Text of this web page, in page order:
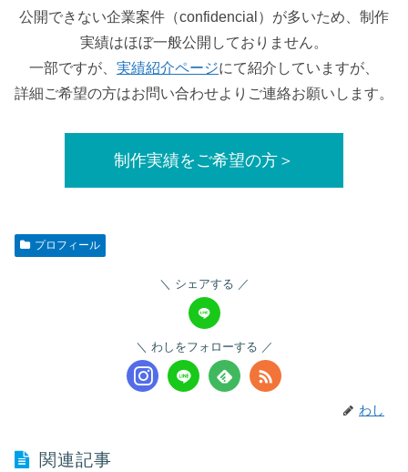
公開できない企業案件（confidencial）が多いため、制作
実績はほぼ一般公開しておりません。
一部ですが、 実績紹介ページにて紹介していますが、
詳細ご希望の方はお問い合わせよりご連絡お願いします。
制作実績をご希望の方＞
プロフィール
シェアする
わしをフォローする
わし
関連記事